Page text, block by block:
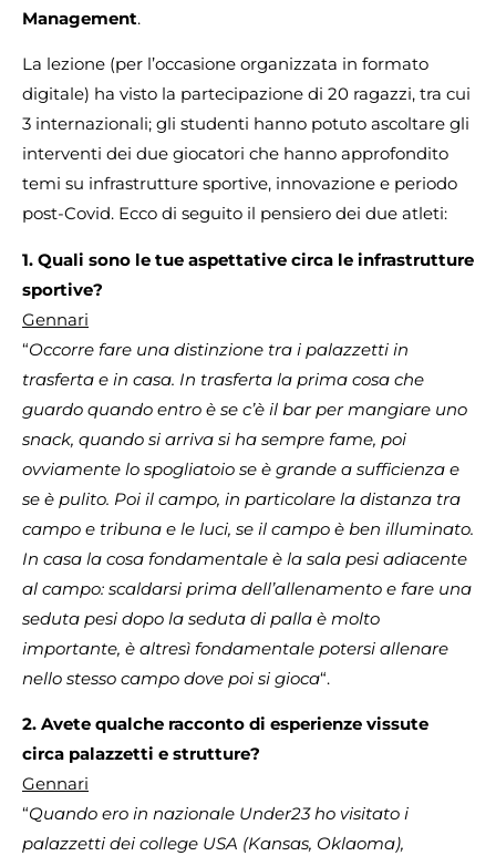
Management.
La lezione (per l’occasione organizzata in formato
digitale) ha visto la partecipazione di 20 ragazzi, tra cui
3 internazionali; gli studenti hanno potuto ascoltare gli
interventi dei due giocatori che hanno approfondito
temi su infrastrutture sportive, innovazione e periodo
post-Covid. Ecco di seguito il pensiero dei due atleti:
1. Quali sono le tue aspettative circa le infrastrutture
sportive?
Gennari
“Occorre fare una distinzione tra i palazzetti in
trasferta e in casa. In trasferta la prima cosa che
guardo quando entro è se c’è il bar per mangiare uno
snack, quando si arriva si ha sempre fame, poi
ovviamente lo spogliatoio se è grande a sufficienza e
se è pulito. Poi il campo, in particolare la distanza tra
campo e tribuna e le luci, se il campo è ben illuminato.
In casa la cosa fondamentale è la sala pesi adiacente
al campo: scaldarsi prima dell’allenamento e fare una
seduta pesi dopo la seduta di palla è molto
importante, è altresì fondamentale potersi allenare
nello stesso campo dove poi si gioca“.
2. Avete qualche racconto di esperienze vissute
circa palazzetti e strutture?
Gennari
“Quando ero in nazionale Under23 ho visitato i
palazzetti dei college USA (Kansas, Oklaoma),